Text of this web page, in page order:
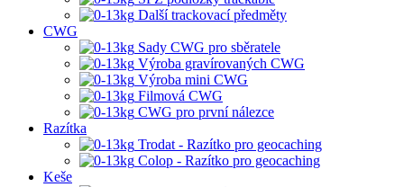
Další trackovací předměty
CWG
Sady CWG pro sběratele
Výroba gravírovaných CWG
Výroba mini CWG
Filmová CWG
CWG pro první nálezce
Razítka
Trodat - Razítko pro geocaching
Colop - Razítko pro geocaching
Keše